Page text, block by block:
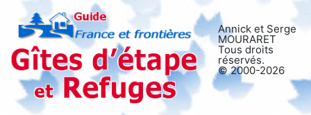
Annick et Serge
MOURARET
Tous droits
réservés.
© 2000-2026